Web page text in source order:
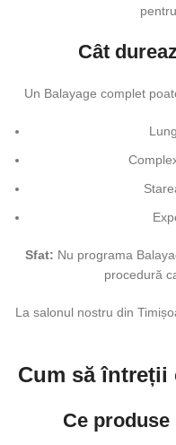
Cât
Un Balayage complet
Sfat: Nu programa
procedură
La salonul nostru din
Cum să întreții
Ce